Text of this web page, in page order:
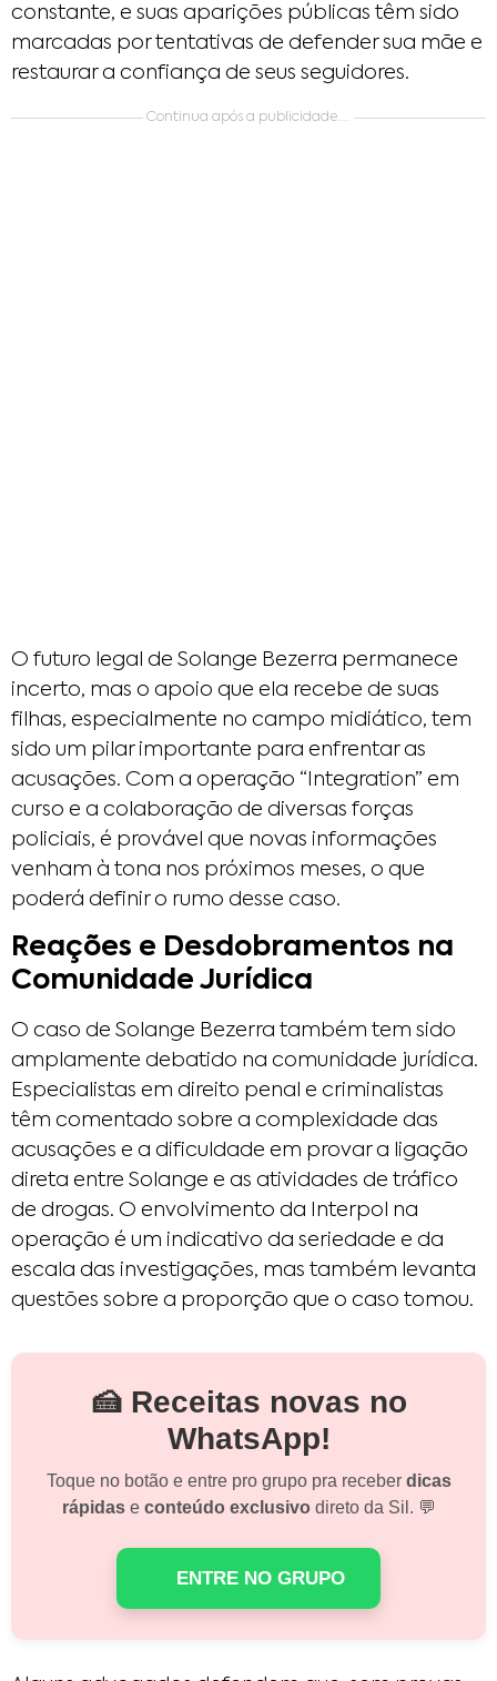
constante, e suas aparições públicas têm sido
marcadas por tentativas de defender sua mãe e
restaurar a confiança de seus seguidores.
Continua após a publicidade....
O futuro legal de Solange Bezerra permanece
incerto, mas o apoio que ela recebe de suas
filhas, especialmente no campo midiático, tem
sido um pilar importante para enfrentar as
acusações. Com a operação “Integration” em
curso e a colaboração de diversas forças
policiais, é provável que novas informações
venham à tona nos próximos meses, o que
poderá definir o rumo desse caso.
Reações e Desdobramentos na
Comunidade Jurídica
O caso de Solange Bezerra também tem sido
amplamente debatido na comunidade jurídica.
Especialistas em direito penal e criminalistas
têm comentado sobre a complexidade das
acusações e a dificuldade em provar a ligação
direta entre Solange e as atividades de tráfico
de drogas. O envolvimento da Interpol na
operação é um indicativo da seriedade e da
escala das investigações, mas também levanta
questões sobre a proporção que o caso tomou.
🍰 Receitas novas no
WhatsApp!
Toque no botão e entre pro grupo pra receber dicas
rápidase conteúdo exclusivodireto da Sil. 💬
ENTRE NO GRUPO